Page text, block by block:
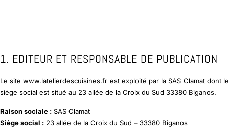
1. EDITEUR ET RESPONSABLE DE PUBLICATION
Le sitewww.latelierdescuisines.fr est exploité par la SAS Clamat dont le
siège social est situé au 23 allée de la Croix du Sud 33380 Biganos.
Raison sociale : SAS Clamat
Siège social : 23 allée de la Croix du Sud – 33380 Biganos